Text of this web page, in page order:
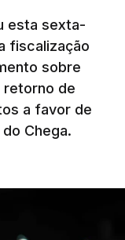
esta sexta-
fiscalização
sobre
retorno de
a favor de
do Chega.